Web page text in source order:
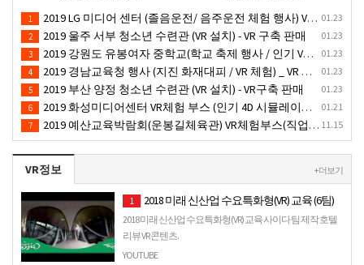
탈대여 행사
01.23
1 2019 LG 미디어 센터 (졸음운전/ 음주운전 체험 행사) VR 체험 - VR 렌탈대여 행사
01.23
2 2019 울주 서부 청소년 수련관 (VR 설치) - VR 구축 판매
01.23
3 2019 강원도 유봉여자 중학교(학교 축제 행사 / 인기 VR 컨텐츠 ) - VR렌탈대여 행사
01.23
4 2019 경남교육청 행사 (지진 화재대피 / VR 체험) _ VR 렌탈대여행사
01.23
5 2019 부산 양정 청소년 수련관 (VR 설치) - VR구축 판매
01.21
6 2019 화성미디어센터 VR체험 부스 (인기 4D 시뮬레이터 체험)- VR렌탈
11.15
7 2019 예산교육박람회(운봉길체육관) VR체험부스(직업진로체험 / 인기VR체험)-VR렌탈대여행사
VR정보 + 더보기
1 2018 미래 신산업 수요특화형(VR) 교육 (6팀)
2018 미래 신산업 수요특화형(VR) 교육 사이다 팀 제작 호텔
리뷰 VR 콘텐츠.
YOUTUBE